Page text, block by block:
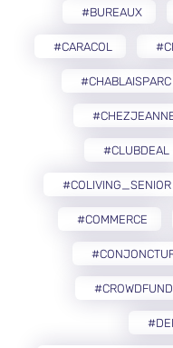
#BUREAUX
#CARACOL
#CHABLAISPARC
#CLUBDEAL
#COLIVING_SENIOR
#COMMERCE